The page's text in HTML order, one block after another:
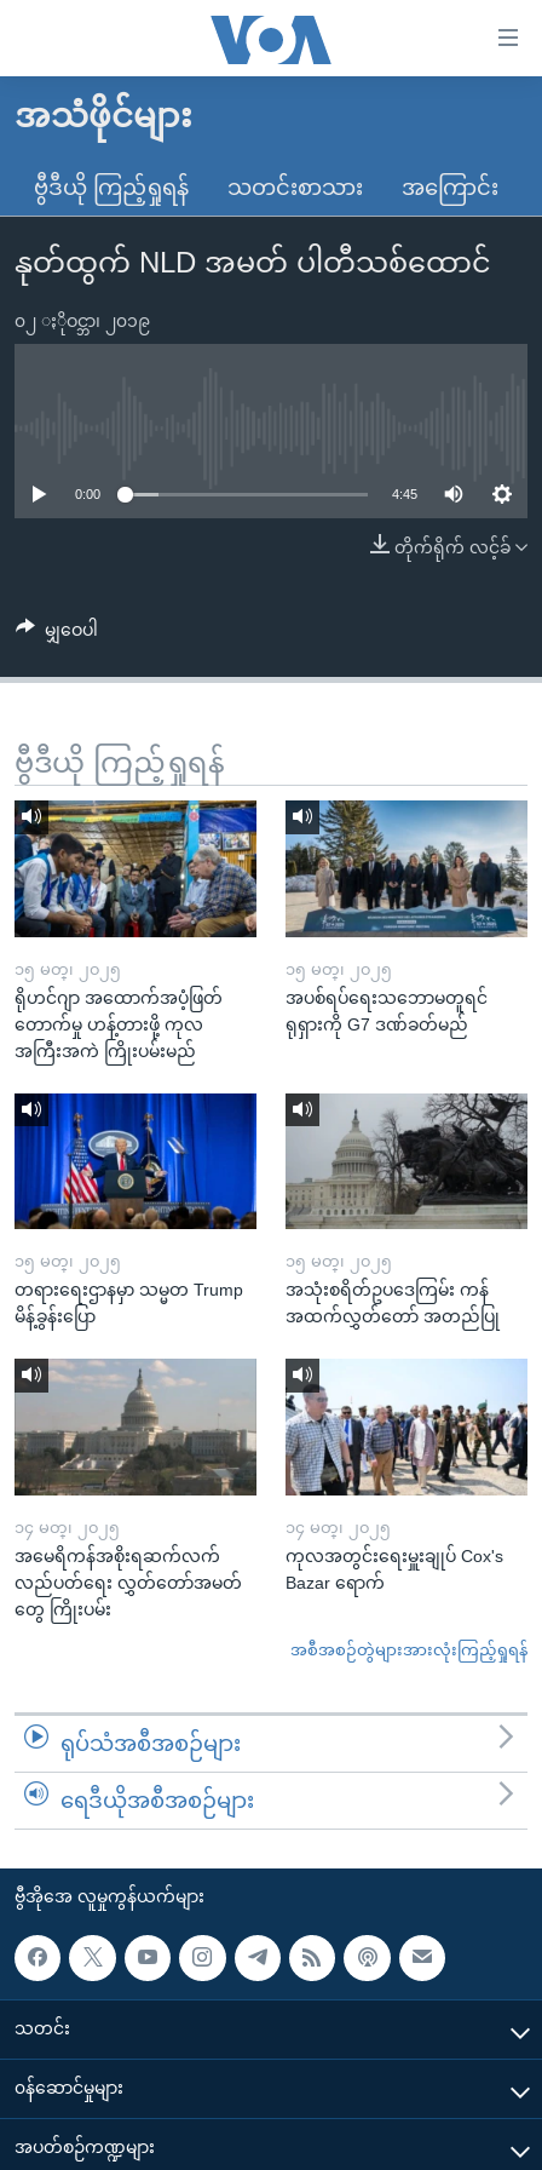
လွယ်ကူ
သည့်
Link
များ
ပင်မ
ပင်မ
စာမျက်နှာ
ကျော်
ရန်
ရှာဖွေ
ရန်
နေရာ
သို့
ကျော်
ရန်
မူလစာမျက်နှာ
မြန်မာ
ကမ္ဘာ့သတင်းများ
နိုင်ငံတကာ
တရုတ်
ဗွီဒီယို
ရပ်ဝန်းတခု လမ်းတခု အလွန်
ရုပ်ရှင်ထဲက အင်္ဂလိပ်စာ
တီဗွီ
ရေဒီယို/တီဗွီအစီအစဉ်
ဗွီအိုအေ လူမှုကွန်ယက်များ
ဘာသာစကားများ
အသံဖိုင်များ
ဗွီဒီယို ကြည့်ရှုရန် သတင်းစာသား အကြောင်း
နုတ်ထွက် NLD အမတ် ပါတီသစ်ထောင်
၀၂ ႏိုဝင္ဘာ၊ ၂၀၁၉
0:00 4:45
တိုက်ရိုက် လင့်ခ်
မျှဝေပါ
ဗွီဒီယို ကြည့်ရှုရန်
၁၅ မတ္၊ ၂၀၂၅
ရိုဟင်ဂျာ အထောက်အပံ့ဖြတ်
တောက်မှု ဟန့်တားဖို့ ကုလ
အကြီးအကဲ ကြိုးပမ်းမည်
၁၅ မတ္၊ ၂၀၂၅
အပစ်ရပ်ရေးသဘောမတူရင်
ရုရှားကို G7 ဒဏ်ခတ်မည်
၁၅ မတ္၊ ၂၀၂၅
တရားရေးဌာနမှာ သမ္မတ Trump
မိန့်ခွန်းပြော
၁၅ မတ္၊ ၂၀၂၅
အသုံးစရိတ်ဥပဒေကြမ်း ကန်
အထက်လွှတ်တော် အတည်ပြု
၁၄ မတ္၊ ၂၀၂၅
အမေရိကန်အစိုးရဆက်လက်
လည်ပတ်ရေး လွှတ်တော်အမတ်
တွေ ကြိုးပမ်း
၁၄ မတ္၊ ၂၀၂၅
ကုလအတွင်းရေးမှူးချုပ် Cox's
Bazar ရောက်
အစီအစဉ်တွဲများအားလုံးကြည့်ရှုရန်
ရုပ်သံအစီအစဉ်များ
ရေဒီယိုအစီအစဉ်များ
ဗွီအိုအေ လူမှုကွန်ယက်များ
သတင်း
၀န်ဆောင်မှုများ
အပတ်စဉ်ကဏ္ဍများ